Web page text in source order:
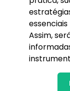
Assim,